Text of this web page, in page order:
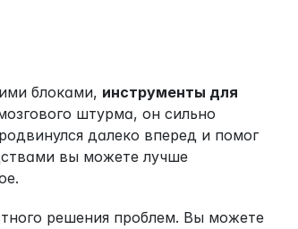
блоками, инструменты для
штурма, он сильно
далеко вперед и помог
вы можете лучше
решения проблем. Вы можете